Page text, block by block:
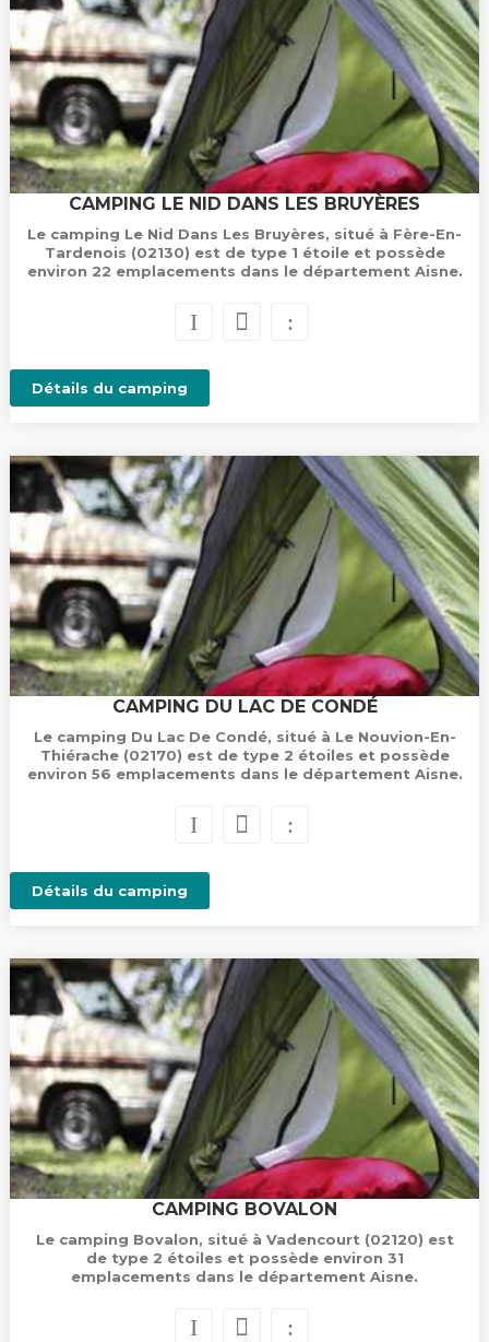
CAMPING LE NID DANS LES BRUYÈRES
Le camping Le Nid Dans Les Bruyères, situé à Fère-En-
Tardenois (02130) est de type 1 étoile et possède
environ 22 emplacements dans le département Aisne.
Détails du camping
CAMPING DU LAC DE CONDÉ
Le camping Du Lac De Condé, situé à Le Nouvion-En-
Thiérache (02170) est de type 2 étoiles et possède
environ 56 emplacements dans le département Aisne.
Détails du camping
CAMPING BOVALON
Le camping Bovalon, situé à Vadencourt (02120) est
de type 2 étoiles et possède environ 31
emplacements dans le département Aisne.